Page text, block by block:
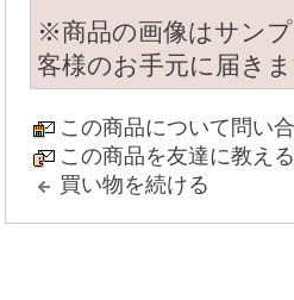
※商品の画像はサン
客様のお手元に届き
この商品について問い
この商品を友達に教える
買い物を続ける